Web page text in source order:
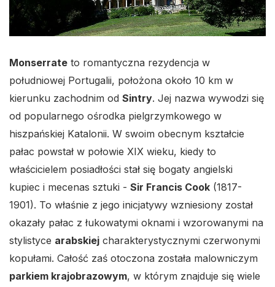
Monserrate to romantyczna rezydencja w
południowej Portugalii, położona około 10 km w
kierunku zachodnim od Sintry. Jej nazwa wywodzi się
od popularnego ośrodka pielgrzymkowego w
hiszpańskiej Katalonii. W swoim obecnym kształcie
pałac powstał w połowie XIX wieku, kiedy to
właścicielem posiadłości stał się bogaty angielski
kupiec i mecenas sztuki - Sir Francis Cook (1817-
1901). To właśnie z jego inicjatywy wzniesiony został
okazały pałac z łukowatymi oknami i wzorowanymi na
stylistyce arabskiej charakterystycznymi czerwonymi
kopułami. Całość zaś otoczona została malowniczym
parkiem krajobrazowym, w którym znajduje się wiele